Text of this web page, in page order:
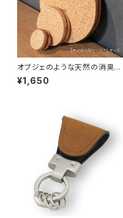
オブジェのような天然の消臭
剤 fagot / ファゴット Sサイ
ズ
¥1,650